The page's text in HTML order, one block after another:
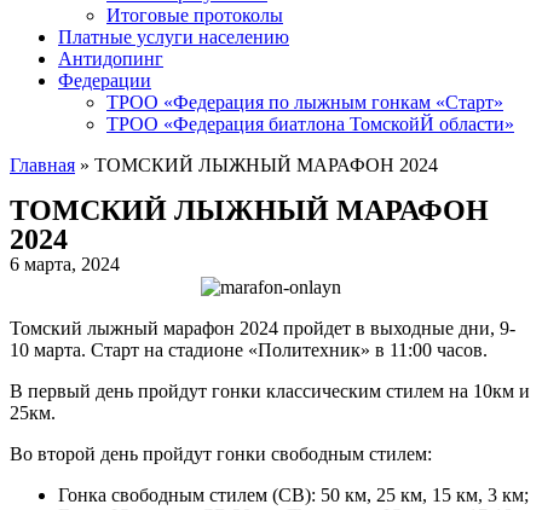
Итоговые протоколы
Платные услуги населению
Антидопинг
Федерации
ТРОО «Федерация по лыжным гонкам «Старт»
ТРОО «Федерация биатлона ТомскойЙ области»
Главная » ТОМСКИЙ ЛЫЖНЫЙ МАРАФОН 2024
ТОМСКИЙ ЛЫЖНЫЙ МАРАФОН
2024
6 марта, 2024
Томский лыжный марафон 2024 пройдет в выходные дни, 9-
10 марта. Старт на стадионе «Политехник» в 11:00 часов.
В первый день пройдут гонки классическим стилем на 10км и
25км.
Во второй день пройдут гонки свободным стилем:
Гонка свободным стилем (СВ): 50 км, 25 км, 15 км, 3 км;